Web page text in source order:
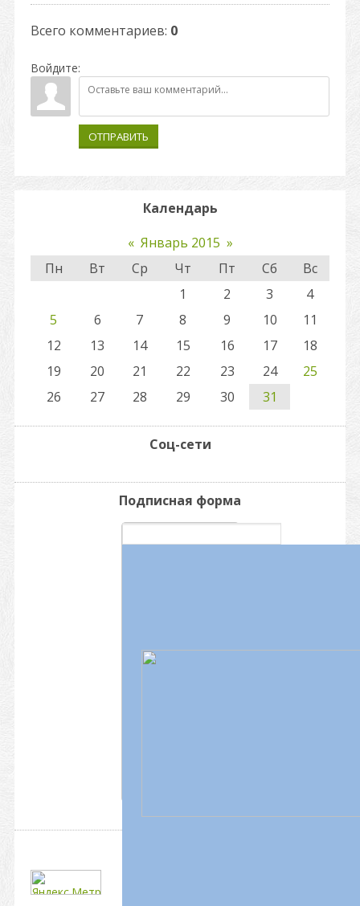
Всего комментариев: 0
Войдите:
ОТПРАВИТЬ
Календарь
« Январь 2015 »
Пн
Вт Ср Чт Пт Сб
Вс
1
2 3
4
5
6 7 8 9 10
11
12
13 14 15 16 17
18
19
20 21 22 23 24
25
26
27 28 29 30 31
Соц-сети
Подписная форма